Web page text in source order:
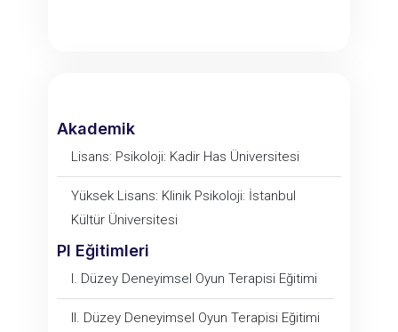
Akademik
Lisans: Psikoloji: Kadir Has Üniversitesi
Yüksek Lisans: Klinik Psikoloji: İstanbul
Kültür Üniversitesi
PI Eğitimleri
I. Düzey Deneyimsel Oyun Terapisi Eğitimi
II. Düzey Deneyimsel Oyun Terapisi Eğitimi